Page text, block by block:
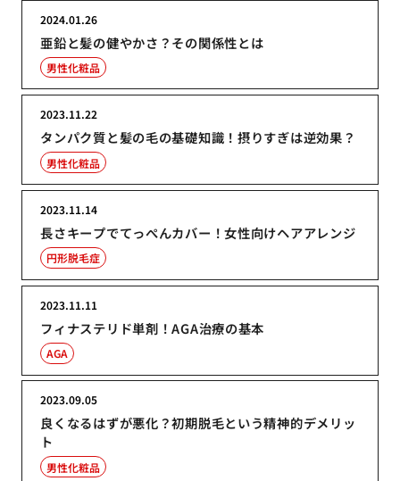
亜鉛と髪の健やかさ？その関係性とは
2024.01.26
男性化粧品
タンパク質と髪の毛の基礎知識！摂りすぎは逆効果？
2023.11.22
男性化粧品
長さキープでてっぺんカバー！女性向けヘアアレンジ
2023.11.14
円形脱毛症
フィナステリド単剤！AGA治療の基本
2023.11.11
AGA
良くなるはずが悪化？初期脱毛という精神的デメリッ
ト
2023.09.05
男性化粧品